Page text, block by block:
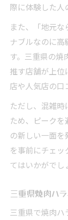
際に体験した人
また、「地元
ナブルなのに高
す。三重県の焼
推す店舗が上位
店や人気店の口
ただし、混雑
ため、ピークを
の新しい一面
を事前にチェ
てはいかがでし
三重県焼肉ハ
三重県で焼肉